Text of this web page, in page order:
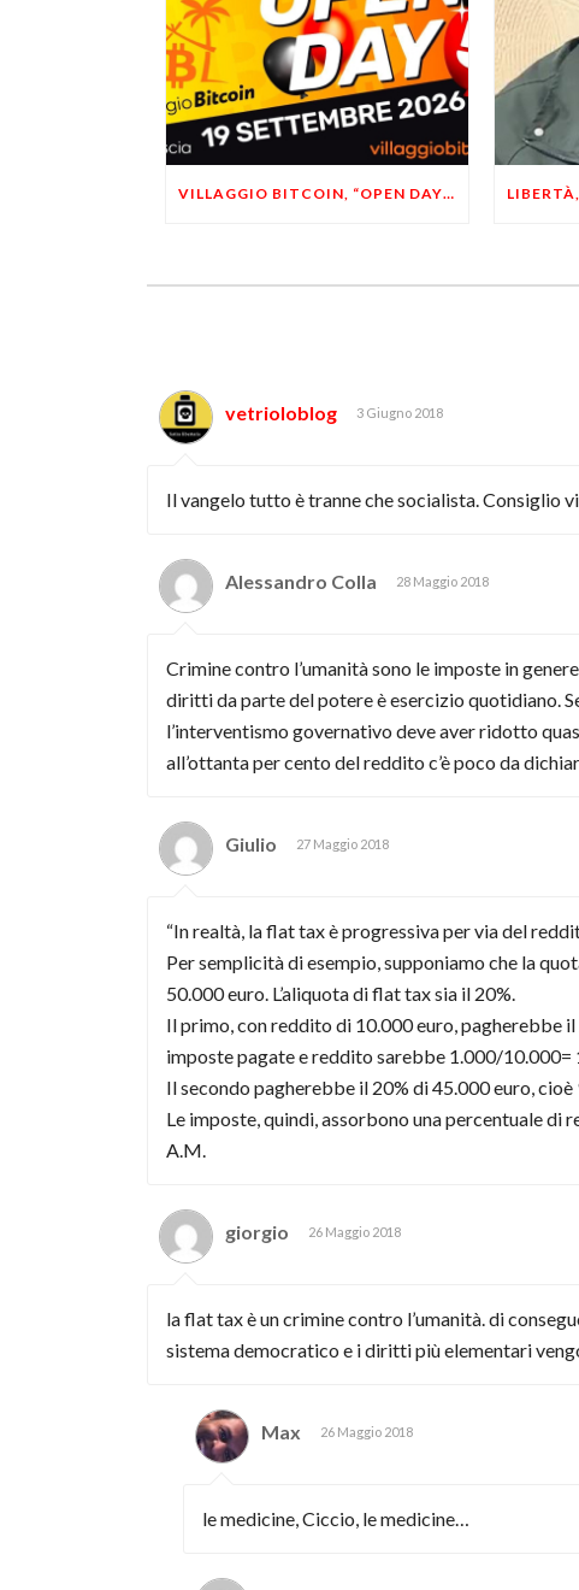
VILLAGGIO BITCOIN, “OPEN DAY 5”: LEONARDO FACCO OSPITE A BRESCIA
vetrioloblog 3 Giugno 2018
Il vangelo tutto è tranne che socialista. Consiglio
Alessandro Colla 28 Maggio 2018
Crimine contro l’umanità sono le imposte in
diritti da parte del potere è esercizio quotidiano.
l’interventismo governativo deve aver ridotto
all’ottanta per cento del reddito c’è poco da
Giulio 27 Maggio 2018
“In realtà, la flat tax è progressiva per via del
Per semplicità di esempio, supponiamo che la
50.000 euro. L’aliquota di flat tax sia il 20%.
Il primo, con reddito di 10.000 euro, pagherebbe
imposte pagate e reddito sarebbe 1.000/10.000=
Il secondo pagherebbe il 20% di 45.000 euro,
Le imposte, quindi, assorbono una percentuale
A.M.
giorgio 26 Maggio 2018
la flat tax è un crimine contro l’umanità. di
sistema democratico e i diritti più elementari
Max 26 Maggio 2018
le medicine, Ciccio, le medicine…